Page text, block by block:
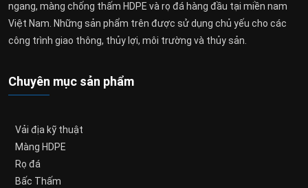
ngang, màng chống thấm HDPE và rọ đá hàng đầu tại miền nam
Việt Nam. Những sản phẩm trên được sử dụng chủ yếu cho các
công trình giao thông, thủy lợi, môi trường và thủy sản.
Chuyên mục sản phẩm
Vải địa kỹ thuật
Màng HDPE
Rọ đá
Bấc Thấm